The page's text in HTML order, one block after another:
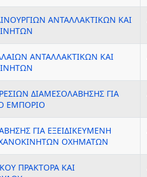
ΑΝΤΑΛΛΑΚΤΙΚΩΝ ΚΑΙ
ΑΝΤΑΛΛΑΚΤΙΚΩΝ ΚΑΙ
ΔΙΑΜΕΣΟΛΑΒΗΣΗΣ ΓΙΑ
ΕΜΠΟΡΙΟ
ΓΙΑ ΕΞΕΙΔΙΚΕΥΜΕΝΗ
ΟΧΗΜΑΤΩΝ
ΠΡΑΚΤΟΡΑ ΚΑΙ